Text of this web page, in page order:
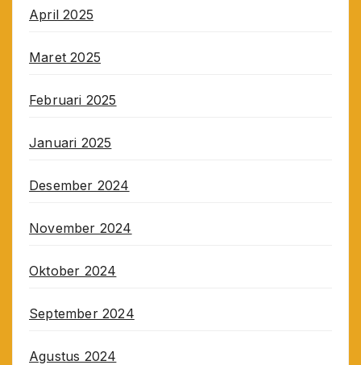
April 2025
Maret 2025
Februari 2025
Januari 2025
Desember 2024
November 2024
Oktober 2024
September 2024
Agustus 2024